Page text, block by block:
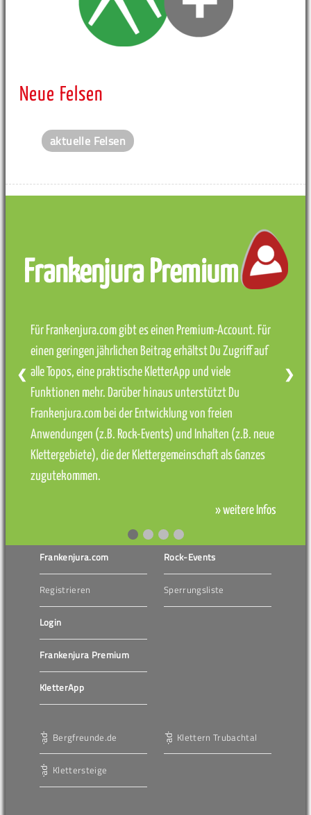
Neue Felsen
aktuelle Felsen
Frankenjura Premium
Für Frankenjura.com gibt es einen Premium-Account. Für
einen geringen jährlichen Beitrag erhältst Du Zugriff auf
alle Topos, eine praktische KletterApp und viele
Funktionen mehr. Darüber hinaus unterstützt Du
Frankenjura.com bei der Entwicklung von freien
Anwendungen (z.B. Rock-Events) und Inhalten (z.B. neue
Klettergebiete), die der Klettergemeinschaft als Ganzes
zugutekommen.
» weitere Infos
❮ ❯
Frankenjura.com
Registrieren
Login
Frankenjura Premium
KletterApp
Rock-Events
Sperrungsliste
Bergfreunde.de
Klettersteige
Klettern Trubachtal